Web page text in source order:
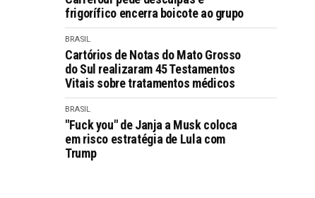
frigorífico encerra boicote ao grupo
BRASIL
Cartórios de Notas do Mato Grosso
do Sul realizaram 45 Testamentos
Vitais sobre tratamentos médicos
BRASIL
"Fuck you" de Janja a Musk coloca
em risco estratégia de Lula com
Trump